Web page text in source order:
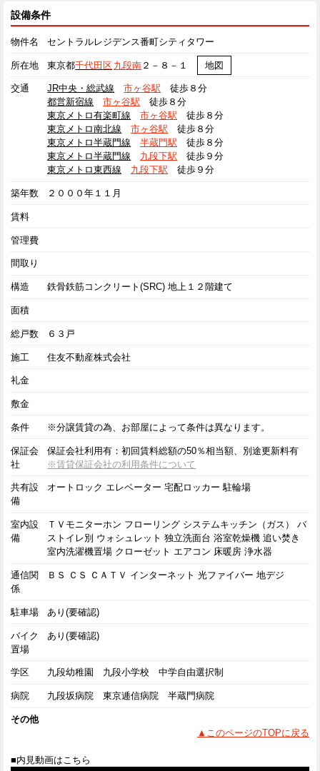
設備条件
物件名 セントラルレジデンス番町シティタワー
所在地 東京都千代田区 九段南 ２－８－１ 地図
交通 JR中央・総武線 市ヶ谷駅 徒歩８分
都営新宿線
市ヶ谷駅 徒歩８分
東京メトロ有楽町線
市ヶ谷駅 徒歩８分
東京メトロ南北線
市ヶ谷駅 徒歩８分
東京メトロ半蔵門線
半蔵門駅 徒歩８分
東京メトロ半蔵門線
九段下駅 徒歩９分
東京メトロ東西線
九段下駅 徒歩９分
築年数 ２０００年１１月
賃料
管理費
間取り
構造 鉄骨鉄筋コンクリート(SRC) 地上１２階建て
面積
総戸数 ６３戸
施工 住友不動産株式会社
礼金
敷金
条件 ※分譲賃貸の為、お部屋によって条件は異なります。
保証会
社
保証会社利用有：初回賃料総額の50％相当額、別途更新料有
※賃貸保証会社の利用条件について
共有設
備
オートロック エレベーター 宅配ロッカー 駐輪場
室内設
備
ＴＶモニターホン フローリング システムキッチン（ガス） バ
ストイレ別 ウォシュレット 独立洗面台 浴室乾燥機 追い焚き
室内洗濯機置場 クローゼット エアコン 床暖房 浄水器
通信関
係
ＢＳ ＣＳ ＣＡＴＶ インターネット 光ファイバー 地デジ
駐車場 あり(要確認)
バイク
置場
あり(要確認)
学区 九段幼稚園 九段小学校 中学自由選択制
病院 九段坂病院 東京逓信病院 半蔵門病院
その他
▲このページのTOPに戻る
■内見動画はこちら